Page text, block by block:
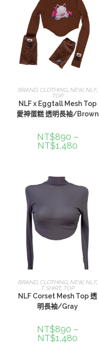
選擇規格
BRAND, CLOTHING, NEW, NLF,
TOP
NLF x Eggtall Mesh Top
愛神蛋糕 透明長袖/Brown
NT$890 –
NT$1,480
選擇規格
BRAND, CLOTHING, NEW, NLF,
T SHIRT, TOP
NLF Corset Mesh Top 透
明長袖/Gray
NT$890 –
NT$1,480